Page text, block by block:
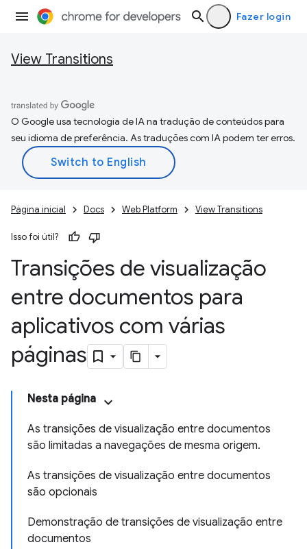
Fazer login
View Transitions
O Google usa tecnologia de IA na tradução de conteúdos para
seu idioma de preferência. As traduções com IA podem ter erros.
Página inicial Docs Web Platform View Transitions
Isso foi útil?
Transições de visualização
entre documentos para
aplicativos com várias
páginas
Nesta página
As transições de visualização entre documentos
são limitadas a navegações de mesma origem.
As transições de visualização entre documentos
são opcionais
Demonstração de transições de visualização entre
documentos